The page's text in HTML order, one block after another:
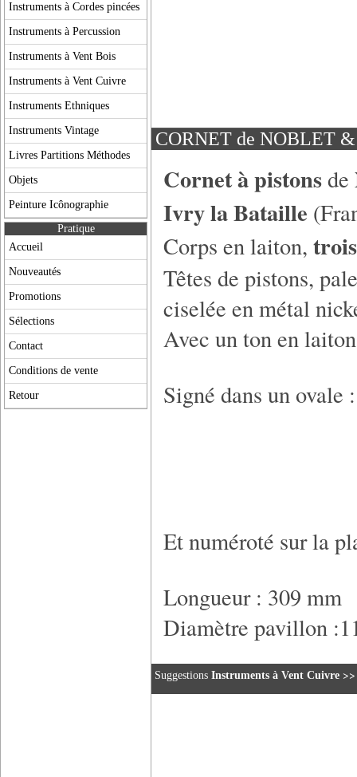
Instruments à Cordes pincées
Instruments à Percussion
Instruments à Vent Bois
Instruments à Vent Cuivre
Instruments Ethniques
Instruments Vintage
Livres Partitions Méthodes
Objets
Peinture Icônographie
Pratique
Accueil
Nouveautés
Promotions
Sélections
Contact
Conditions de vente
Retour
CORNET de NOBLET
Cornet à pistonsde
Ivry la Bataille
Corps en laiton,
Têtes de pistons,
ciselée en métal
Avec un ton en
Signé dans un ovale :
Et numéroté sur la
Longueur : 309 mm
Diamètre pavillon
Suggestions Instruments à Vent Cuivre